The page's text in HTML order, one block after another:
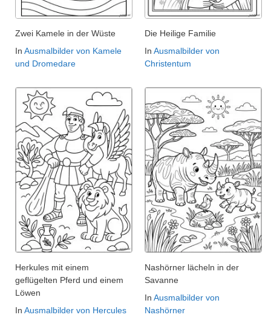
Zwei Kamele in der Wüste
In Ausmalbilder von Kamele
und Dromedare
Die Heilige Familie
In Ausmalbilder von
Christentum
Herkules mit einem
geflügelten Pferd und einem
Löwen
In Ausmalbilder von Hercules
Nashörner lächeln in der
Savanne
In Ausmalbilder von
Nashörner